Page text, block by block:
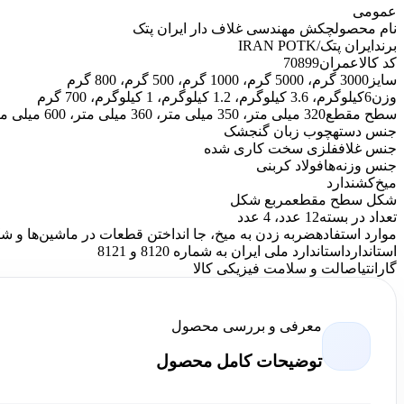
عمومی
نام محصولچکش مهندسی غلاف دار ایران پتک
برند ایران پتک/IRAN POTK
کد کالاعمران70899
سایز 3000 گرم، 5000 گرم، 1000 گرم، 500 گرم، 800 گرم
وزن6کیلوگرم، 3.6 کیلوگرم، 1.2 کیلوگرم، 1 کیلوگرم، 700 گرم
سطح مقطع320 میلی متر، 350 میلی متر، 360 میلی متر، 600 میلی متر، 800 میلی متر
جنس دستهچوب زبان گنجشک
جنس غلاففلزی سخت کاری شده
جنس وزنه‌هافولاد کربنی
میخ‌کشندارد
شکل سطح مقطعمربع شکل
تعداد در بسته12 عدد، 4 عدد
موارد استفادهضربه زدن به میخ، جا انداختن قطعات در ماشین‌ها و
استاندارد استاندارد ملی ایران به شماره 8120 و 8121
گارانتیاصالت و سلامت فیزیکی کالا
معرفی و بررسی محصول
توضیحات کامل محصول